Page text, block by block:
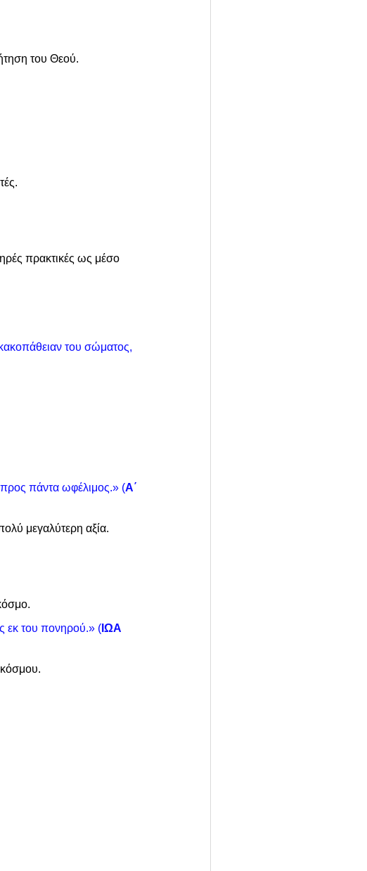
του Θεού.
πρακτικές ως μέσο
του σώματος,
προς πάντα ωφέλιμος.» (Α΄
μεγαλύτερη αξία.
εκ του πονηρού.» ( ΙΩΑ